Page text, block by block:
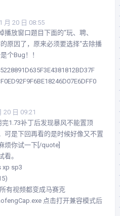
月 20 日 08:55
放窗口题目下面的“玩、聘、
原因了，原来必须要选择“去除播
个Bug！！
20 日 09:21
完1.73补丁后发现暴风不能置顶
可是下回再看的是时候好像又不置
烦你试一下[/quote]
看。
xp sp3
有视频都变成马赛克
点击打开兼容模式后